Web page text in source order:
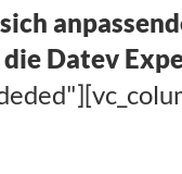
Datev